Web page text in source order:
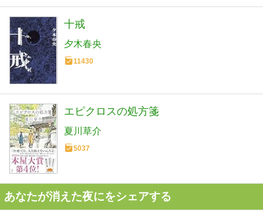
十戒
夕木春央
11430
エピクロスの処方箋
夏川草介
5037
あなたが消えた夜にをシェアする